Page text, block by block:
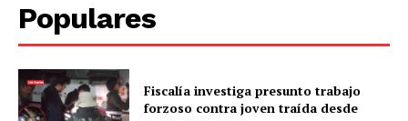
Populares
Fiscalía investiga presunto trabajo
forzoso contra joven traída desde